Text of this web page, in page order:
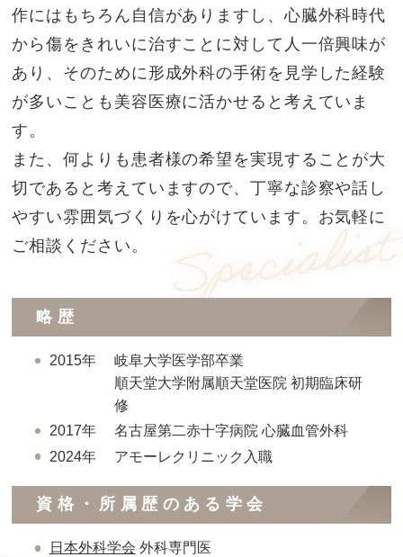
作にはもちろん自信がありますし、心臓外科時代
から傷をきれいに治すことに対して人一倍興味が
あり、そのために形成外科の手術を見学した経験
が多いことも美容医療に活かせると考えていま
す。
また、何よりも患者様の希望を実現することが大
切であると考えていますので、丁寧な診察や話し
やすい雰囲気づくりを心がけています。お気軽に
ご相談ください。
略歴
2015年
岐阜大学医学部卒業
順天堂大学附属順天堂医院 初期臨床研
修
2017年
名古屋第二赤十字病院 心臓血管外科
2024年
アモーレクリニック入職
資格・所属歴のある学会
日本外科学会 外科専門医